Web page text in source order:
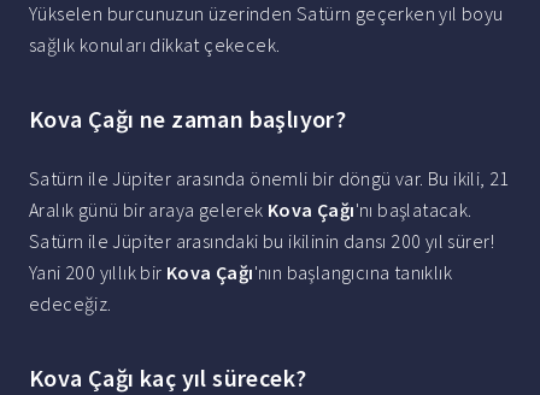
Yükselen burcunuzun üzerinden Satürn geçerken yıl boyu
sağlık konuları dikkat çekecek.
Kova Çağı ne zaman başlıyor?
Satürn ile Jüpiter arasında önemli bir döngü var. Bu ikili, 21
Aralık günü bir araya gelerek Kova Çağı'nı başlatacak.
Satürn ile Jüpiter arasındaki bu ikilinin dansı 200 yıl sürer!
Yani 200 yıllık bir Kova Çağı'nın başlangıcına tanıklık
edeceğiz.
Kova Çağı kaç yıl sürecek?